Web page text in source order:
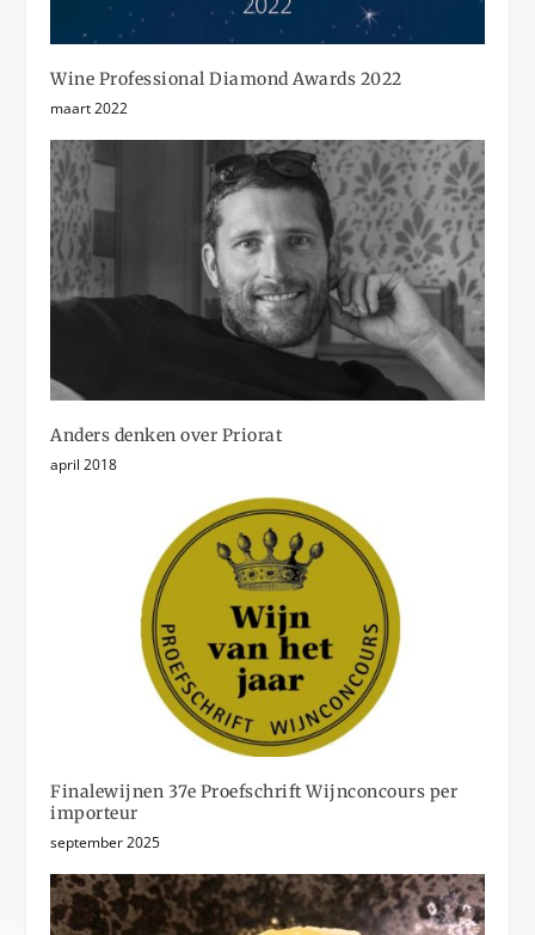
Wine Professional Diamond Awards 2022
maart 2022
Anders denken over Priorat
april 2018
Finalewijnen 37e Proefschrift Wijnconcours per
importeur
september 2025